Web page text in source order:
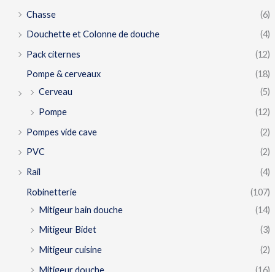
Chasse
(6)
Douchette et Colonne de douche
(4)
Pack citernes
(12)
Pompe & cerveaux
(18)
Cerveau
(5)
Pompe
(12)
Pompes vide cave
(2)
PVC
(2)
Rail
(4)
Robinetterie
(107)
Mitigeur bain douche
(14)
Mitigeur Bidet
(3)
Mitigeur cuisine
(2)
Mitigeur douche
(16)